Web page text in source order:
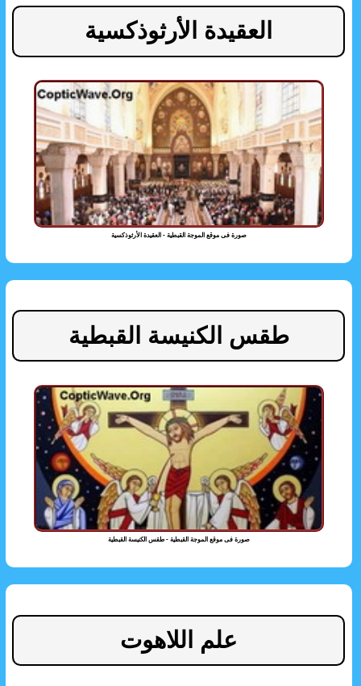
العقيدة الأرثوذكسية
صورة فى موقع الموجة القبطية - العقيدة الأرثوذكسية
طقس الكنيسة القبطية
صورة فى موقع الموجة القبطية - طقس الكنيسة القبطية
علم اللاهوت